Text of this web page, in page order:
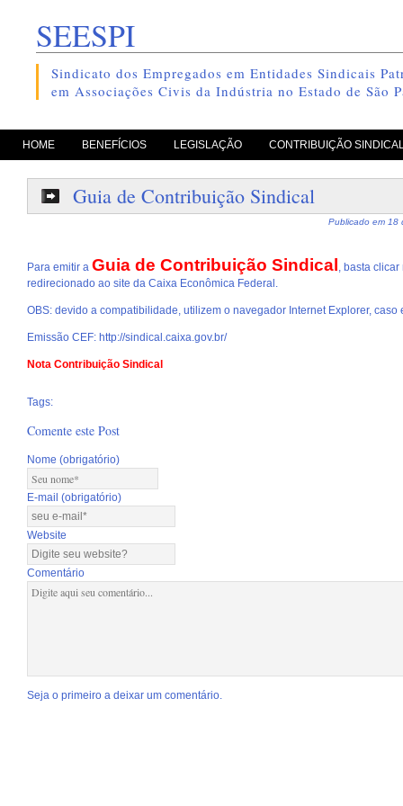
SEESPI
Sindicato dos Empregados em Entidades Sindicais
em Associações Civis da Indústria no Estado de São
pule para o conteúdo
HOME BENEFÍCIOS LEGISLAÇÃO CONTRIBUIÇÃO
Guia de Contribuição Sindical
Publicado em 18
Para emitir a Guia de Contribuição Sindical , basta
redirecionado ao site da Caixa Econômica Federal.
OBS: devido a compatibilidade, utilizem o navegador Internet Explorer, caso
Emissão CEF: http://sindical.caixa.gov.br/
Nota Contribuição Sindical
Tags:
Comente este Post
Nome (obrigatório)
E-mail (obrigatório)
Website
Comentário
Seja o primeiro a deixar um comentário.